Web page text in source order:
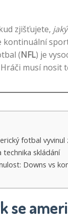
zjišťujete,
kontinuální
(NFL) je
musí nosit
fotbal vyvinul
skládání
Downs vs
se